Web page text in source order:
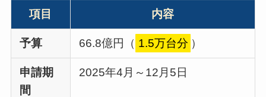
項目 内容
予算 66.8億円（ 1.5万台分 ）
申請期
間
2025年4月～12月5日